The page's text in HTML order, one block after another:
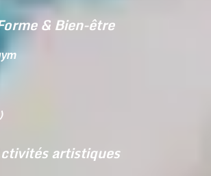
& Bien-être
artistiques